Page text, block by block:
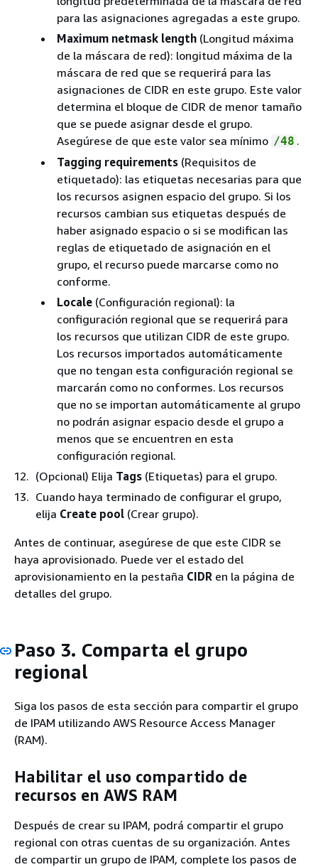
para las asignaciones agregadas a este grupo.
Maximum netmask length (Longitud máxima
de la máscara de red): longitud máxima de la
máscara de red que se requerirá para las
asignaciones de CIDR en este grupo. Este valor
determina el bloque de CIDR de menor tamaño
que se puede asignar desde el grupo.
Asegúrese de que este valor sea mínimo /48 .
Tagging requirements (Requisitos de
etiquetado): las etiquetas necesarias para que
los recursos asignen espacio del grupo. Si los
recursos cambian sus etiquetas después de
haber asignado espacio o si se modifican las
reglas de etiquetado de asignación en el
grupo, el recurso puede marcarse como no
conforme.
Locale (Configuración regional): la
configuración regional que se requerirá para
los recursos que utilizan CIDR de este grupo.
Los recursos importados automáticamente
que no tengan esta configuración regional se
marcarán como no conformes. Los recursos
que no se importan automáticamente al grupo
no podrán asignar espacio desde el grupo a
menos que se encuentren en esta
configuración regional.
(Opcional) Elija Tags (Etiquetas) para el grupo.
Cuando haya terminado de configurar el grupo,
elija Create pool (Crear grupo).
Antes de continuar, asegúrese de que este CIDR se
haya aprovisionado. Puede ver el estado del
aprovisionamiento en la pestaña CIDR en la página de
detalles del grupo.
Paso 3. Comparta el grupo
regional
Siga los pasos de esta sección para compartir el grupo
de IPAM utilizando AWS Resource Access Manager
(RAM).
Habilitar el uso compartido de
recursos en AWS RAM
Después de crear su IPAM, podrá compartir el grupo
regional con otras cuentas de su organización. Antes
de compartir un grupo de IPAM, complete los pasos de